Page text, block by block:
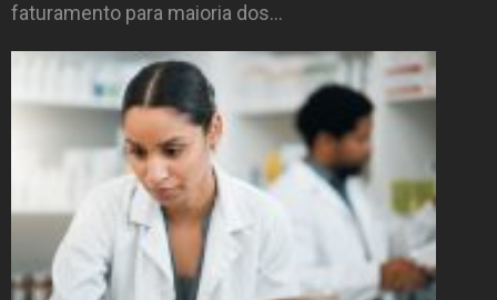
faturamento para maioria dos…